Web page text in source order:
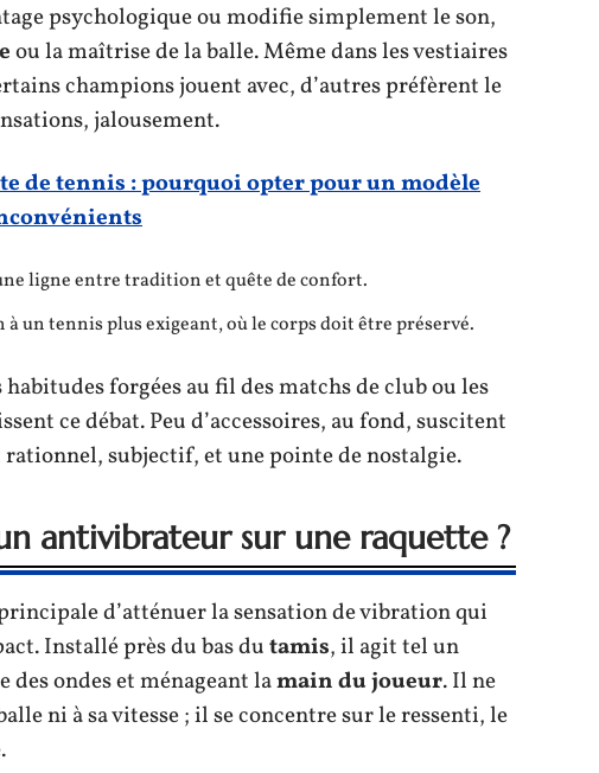
psychologique ou modifie simplement le son,
ou la maîtrise de la balle. Même dans les vestiaires
champions jouent avec, d’autres préfèrent le
jalousement.
de tennis : pourquoi opter pour un modèle
ligne entre tradition et quête de confort.
un tennis plus exigeant, où le corps doit être préservé.
forgées au fil des matchs de club ou les
ce débat. Peu d’accessoires, au fond, suscitent
rationnel, subjectif, et une pointe de nostalgie.
antivibrateur sur une raquette ?
d’atténuer la sensation de vibration qui
Installé près du bas dutamis, il agit tel un
ondes et ménageant lamain du joueur. Il ne
ni à sa vitesse ; il se concentre sur le ressenti, le